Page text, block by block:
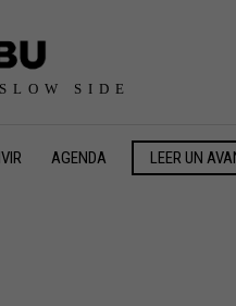
SIDE
AGENDA LEER UN